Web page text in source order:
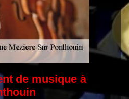
de musique à